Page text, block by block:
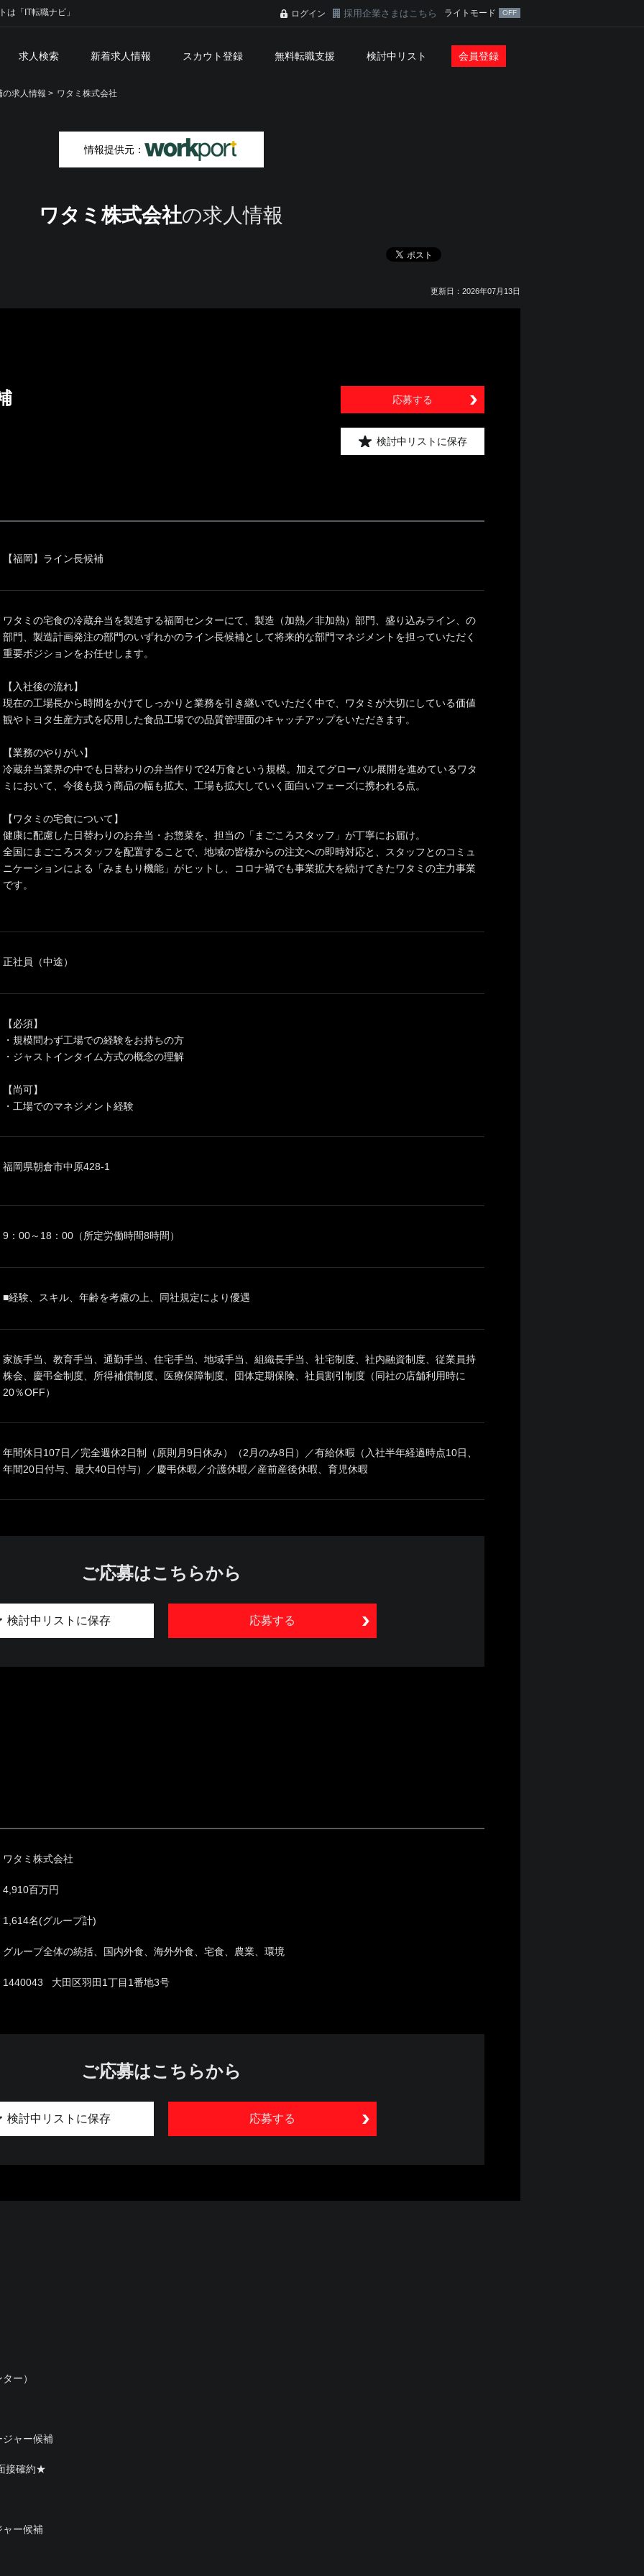
は「IT転職ナビ」 ログイン 採用企業さまはこちら ライトモード
求人検索 新着求人情報 スカウト登録 無料転職支援 検討中リスト 会員登録
の求人情報 > ワタミ株式会社
情報提供元：
ワタミ株式会社の求人情報
更新日：2026年07月13日
応募する
検討中リストに保存
【福岡】ライン長候補
ワタミの宅食の冷蔵弁当を製造する福岡センターにて、製造（加熱／非加熱）部門、盛り込みライン、の
部門、製造計画発注の部門のいずれかのライン長候補として将来的な部門マネジメントを担っていただく
重要ポジションをお任せします。
【入社後の流れ】
現在の工場長から時間をかけてしっかりと業務を引き継いでいただく中で、ワタミが大切にしている価値
観やトヨタ生産方式を応用した食品工場での品質管理面のキャッチアップをいただきます。
【業務のやりがい】
冷蔵弁当業界の中でも日替わりの弁当作りで24万食という規模。加えてグローバル展開を進めているワタ
ミにおいて、今後も扱う商品の幅も拡大、工場も拡大していく面白いフェーズに携われる点。
【ワタミの宅食について】
健康に配慮した日替わりのお弁当・お惣菜を、担当の「まごころスタッフ」が丁寧にお届け。
全国にまごころスタッフを配置することで、地域の皆様からの注文への即時対応と、スタッフとのコミュ
ニケーションによる「みまもり機能」がヒットし、コロナ禍でも事業拡大を続けてきたワタミの主力事業
です。
正社員（中途）
【必須】
・規模問わず工場での経験をお持ちの方
・ジャストインタイム方式の概念の理解
【尚可】
・工場でのマネジメント経験
福岡県朝倉市中原428-1
9：00～18：00（所定労働時間8時間）
■経験、スキル、年齢を考慮の上、同社規定により優遇
家族手当、教育手当、通勤手当、住宅手当、地域手当、組織長手当、社宅制度、社内融資制度、従業員持
株会、慶弔金制度、所得補償制度、医療保障制度、団体定期保険、社員割引制度（同社の店舗利用時に
20％OFF）
年間休日107日／完全週休2日制（原則月9日休み）（2月のみ8日）／有給休暇（入社半年経過時点10日、
年間20日付与、最大40日付与）／慶弔休暇／介護休暇／産前産後休暇、育児休暇
ご応募はこちらから
応募する
検討中リストに保存
ワタミ株式会社
4,910百万円
1,614名(グループ計)
グループ全体の統括、国内外食、海外外食、宅食、農業、環境
1440043 大田区羽田1丁目1番地3号
ご応募はこちらから
応募する
検討中リストに保存
ー）
ジャー候補
接確約★
ャー候補